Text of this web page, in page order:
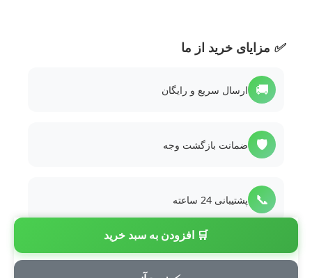
🛒 افزودن به سبد خرید
✅ مزایای خرید از ما
🚚 ارسال سریع و رایگان
🛡️ ضمانت بازگشت وجه
📞 پشتیبانی 24 ساعته
💳 پرداخت امن